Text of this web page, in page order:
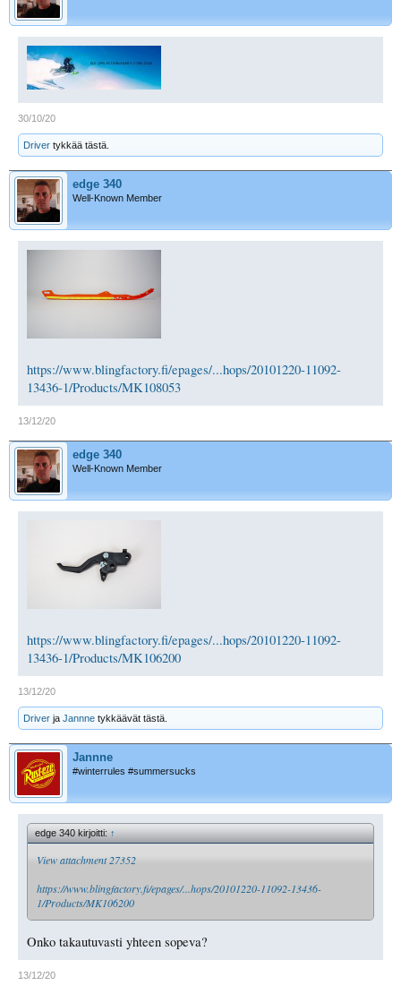
30/10/20
Driver tykkää tästä.
edge 340
Well-Known Member
https://www.blingfactory.fi/epages/...hops/20101220-11092-
13436-1/Products/MK108053
13/12/20
edge 340
Well-Known Member
https://www.blingfactory.fi/epages/...hops/20101220-11092-
13436-1/Products/MK106200
13/12/20
Driver ja Jannne tykkäävät tästä.
Jannne
#winterrules #summersucks
edge 340 kirjoitti:↑
View attachment 27352
https://www.blingfactory.fi/epages/...hops/20101220-11092-13436-
1/Products/MK106200
Onko takautuvasti yhteen sopeva?
13/12/20